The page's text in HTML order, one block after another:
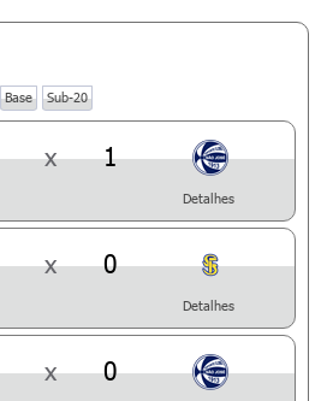
Base Sub-20
x 1
Detalhes
x 0
Detalhes
x 0